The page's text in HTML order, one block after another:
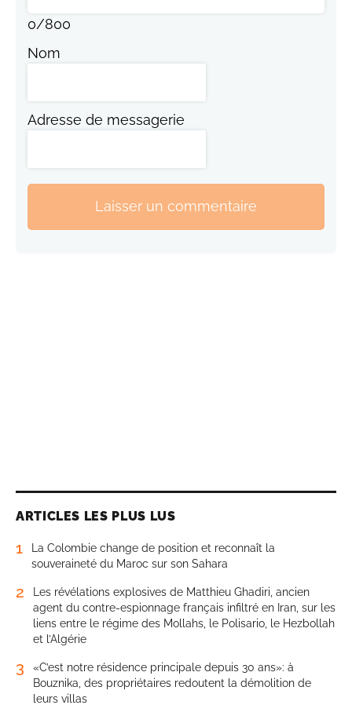
0/800
Nom
Adresse de messagerie
Laisser un commentaire
ARTICLES LES PLUS LUS
1
La Colombie change de position et reconnaît la
souveraineté du Maroc sur son Sahara
2
Les révélations explosives de Matthieu Ghadiri, ancien
agent du contre-espionnage français infiltré en Iran, sur les
liens entre le régime des Mollahs, le Polisario, le Hezbollah
et l’Algérie
3
«C’est notre résidence principale depuis 30 ans»: à
Bouznika, des propriétaires redoutent la démolition de
leurs villas